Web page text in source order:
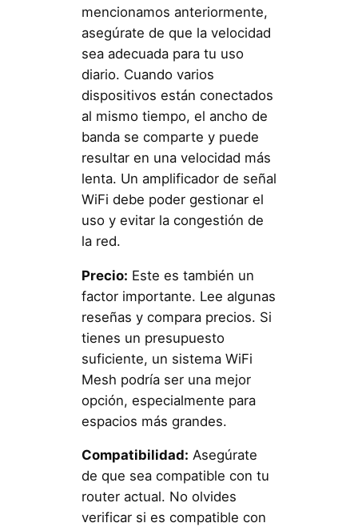
mencionamos anteriormente,
asegúrate de que la velocidad
sea adecuada para tu uso
diario. Cuando varios
dispositivos están conectados
al mismo tiempo, el ancho de
banda se comparte y puede
resultar en una velocidad más
lenta. Un amplificador de señal
WiFi debe poder gestionar el
uso y evitar la congestión de
la red.
Precio: Este es también un
factor importante. Lee algunas
reseñas y compara precios. Si
tienes un presupuesto
suficiente, un sistema WiFi
Mesh podría ser una mejor
opción, especialmente para
espacios más grandes.
Compatibilidad: Asegúrate
de que sea compatible con tu
router actual. No olvides
verificar si es compatible con